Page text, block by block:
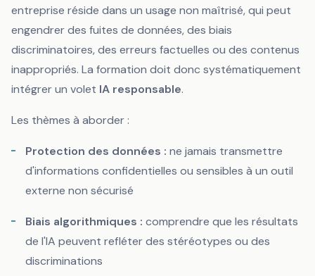
entreprise réside dans un usage non maîtrisé, qui peut
engendrer des fuites de données, des biais
discriminatoires, des erreurs factuelles ou des contenus
inappropriés. La formation doit donc systématiquement
intégrer un volet IA responsable.
Les thèmes à aborder :
Protection des données : ne jamais transmettre
d'informations confidentielles ou sensibles à un outil
externe non sécurisé
Biais algorithmiques : comprendre que les résultats
de l'IA peuvent refléter des stéréotypes ou des
discriminations